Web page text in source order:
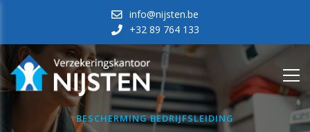
info@nijsten.be
+32 89 764 133
BESCHERMING BEDRIJFSLEIDING